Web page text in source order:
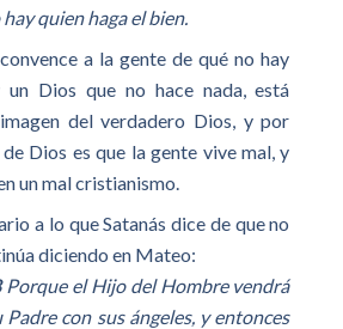
quien haga el bien.
a la gente de qué no hay
un Dios que no hace nada, está
del verdadero Dios, y por
Dios es que la gente vive mal, y
un mal cristianismo.
a lo que Satanás dice de que no
diciendo en Mateo:
Porque el Hijo del Hombre vendrá
con sus ángeles, y entonces